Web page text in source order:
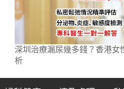
深圳治療漏尿幾多錢？香港女
析